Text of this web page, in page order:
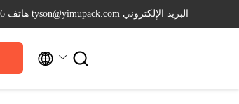
البريد الإلكتروني tyson@yimupack.com هاتف 86--17302103515
 